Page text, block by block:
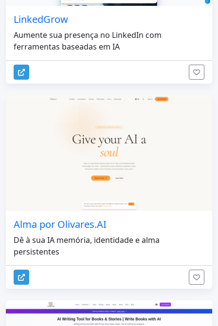
LinkedGrow
Aumente sua presença no LinkedIn com
ferramentas baseadas em IA
Alma por Olivares.AI
Dê à sua IA memória, identidade e alma
persistentes